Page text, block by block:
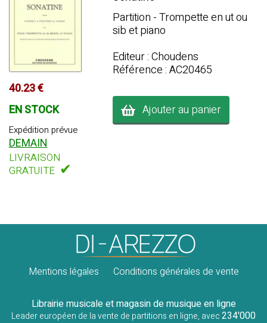
40.23 €
EN STOCK
Expédition prévue
DEMAIN
LIVRAISON
GRATUITE ✔
Partition - Trompette en ut ou
sib et piano
Editeur : Choudens
Référence : AC20465
Ajouter au panier
Mentions légales Conditions générales de vente
Librairie musicale et magasin de musique en ligne
Leader européen de la vente de partitions en ligne, avec234'000